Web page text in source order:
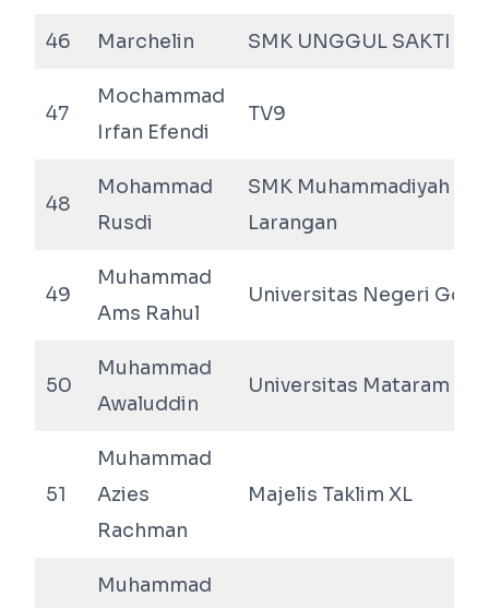
46 Marchelin SMK UNGGUL SAKTI
47
Mochammad
Irfan Efendi
TV9
48
Mohammad
Rusdi
SMK Muhammadiyah
Larangan
49
Muhammad
Ams Rahul
Universitas Negeri
50
Muhammad
Awaluddin
Universitas Mataram
51
Muhammad
Azies
Rachman
Majelis Taklim XL
Muhammad